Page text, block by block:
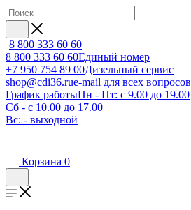
8 800 333 60 60
8 800 333 60 60Единый номер
+7 950 754 89 00Дизельный сервис
shop@cdi36.rue-mail для всех вопросов
График работыПн - Пт: с 9.00 до 19.00
Сб - с 10.00 до 17.00
Вс: - выходной
Корзина 0